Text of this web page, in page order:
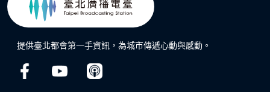
提供臺北都會第一手資訊，為城市傳遞心動與感動。